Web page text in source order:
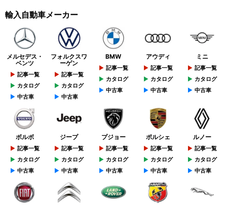
輸入自動車メーカー
メルセデス・
ベンツ
記事一覧
カタログ
中古車
フォルクスワ
ーゲン
記事一覧
カタログ
中古車
BMW
記事一覧
カタログ
中古車
アウディ
記事一覧
カタログ
中古車
ミニ
記事一覧
カタログ
中古車
ボルボ
記事一覧
カタログ
中古車
ジープ
記事一覧
カタログ
中古車
プジョー
記事一覧
カタログ
中古車
ポルシェ
記事一覧
カタログ
中古車
ルノー
記事一覧
カタログ
中古車